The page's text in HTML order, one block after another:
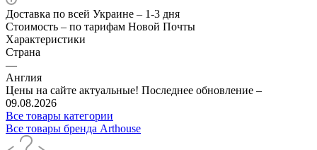
Доставка по всей Украине – 1-3 дня
Стоимость – по тарифам Новой Почты
Характеристики
Страна
—
Англия
Цены на сайте актуальные! Последнее обновление –
09.08.2026
Все товары категории
Все товары бренда Arthouse